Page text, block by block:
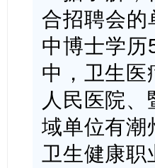
合招聘会的
中博士学历
中，卫生医
人民医院
域单位有潮
卫生健康职